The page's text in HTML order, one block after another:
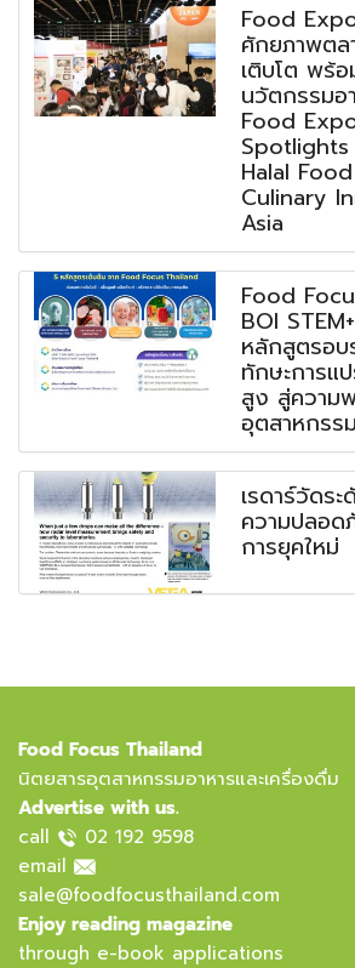
Food
ศักยภาพตล
เติบโต พร้
นวัตกรรมอ
Food
Halal
Culinary
Asia
Food
BOI
หลักสูตรอ
ทักษะการแ
สูง สู่ความ
อุตสาหกรร
เรดาร์วัดร
ความปลอด
การยุคใหม่
Food Focus Thailand
นิตยสารอุตสาหกรรมอาหารและเครื่องดื่ม
Advertise with us.
call
02 192 9598
email
sale@foodfocusthailand.com
Enjoy reading magazine
through e-book applications